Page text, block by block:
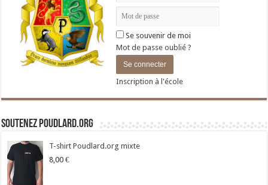
Se souvenir de moi
Mot de passe oublié ?
Inscription à l'école
Soutenez Poudlard.org
T-shirt Poudlard.org mixte
8,00 €